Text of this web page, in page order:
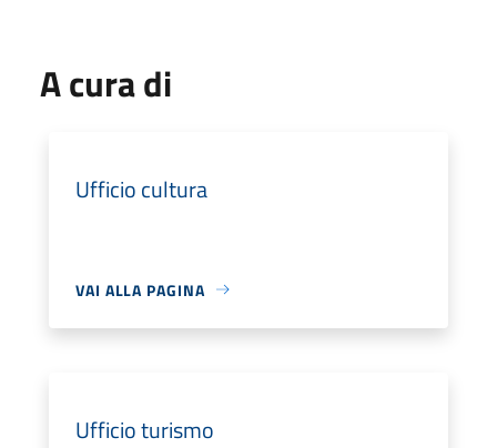
A cura di
Ufficio cultura
VAI ALLA PAGINA
Ufficio turismo